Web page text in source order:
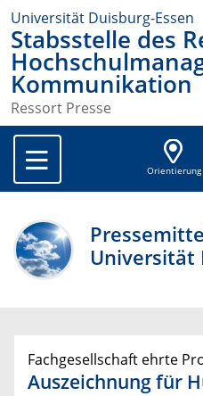
Universität Duisburg-Essen
Stabsstelle des
Kommunikation
Ressort Presse
Orientierung
Universität
Fachgesellschaft ehrte
Auszeichnung für